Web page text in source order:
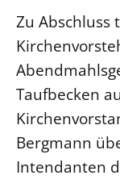
Zu Abschluss
Taufbecken
Bergmann
Intendanten
Corporate
Kirchliches
Kirchliche